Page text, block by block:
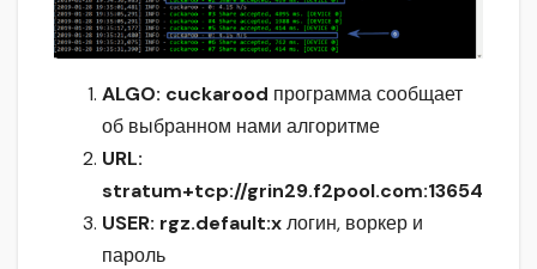
ALGO: cuckarood программа сообщает
об выбранном нами алгоритме
URL:
stratum+tcp://grin29.f2pool.com:13654
USER: rgz.default:xлогин, воркер и
пароль